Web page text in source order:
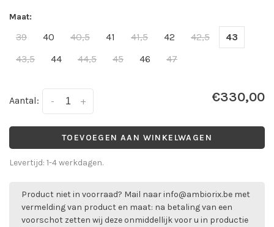
Maat:
39 40 40,5 41 41,5 42 42,5
43
43,5
44 44,5 45 46 47
Aantal: +
- €330,00
TOEVOEGEN AAN WINKELWAGEN
Levertijd: 1-4 werkdagen.
Product niet in voorraad? Mail naarinfo@ambiorix.be met
vermelding van product en maat: na betaling van een
voorschot zetten wij deze onmiddellijk voor u in productie